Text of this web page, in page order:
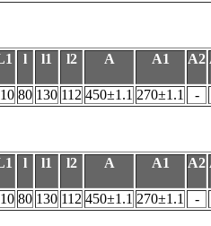
l l1 l2 А А1 А2
80 130 112 450±1.1 270±1.1 -
l l1 l2 А А1 А2
80 130 112 450±1.1 270±1.1 -